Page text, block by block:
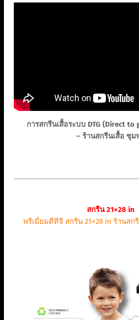
การสกรีนเสื้อระบบ DTG (Direct to
– ร้านสกรีนเสื้อ ชุม
สกรีน 21×28 in
พรีเมี่ยมดีทีจี สกรีน 21×28 in ร้านสก